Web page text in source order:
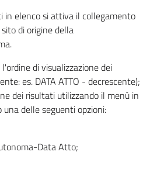
in elenco si attiva il collegamento
di origine della
di visualizzazione dei
es. DATA ATTO - decrescente);
dei risultati utilizzando il menù in
delle seguenti opzioni:
Data Atto;